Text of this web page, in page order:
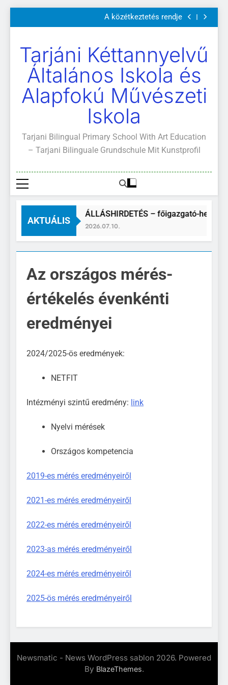
a
Szülői értekezletek 2026. május 04-14.
A közétkeztetés rendje
Kötelező és ajánlott olvasmányok
Szülői értekezletek 2026. május 04-14.
A közétkeztetés rendje
Kötelező és ajánlott olvasmányok
A Mi Világunk!
Tarjáni Kéttannyelvű
Általános Iskola és
Alapfokú Művészeti
Iskola
Tarjani Bilingual Primary School With Art Education
– Tarjani Bilinguale Grundschule Mit Kunstprofil
AKTUÁLIS
ÁLLÁSHIRDETÉS – főigazgató-
2026.07.10.
Az országos mérés-
értékelés évenkénti
eredményei
2024/2025-ös eredmények:
NETFIT
Intézményi szintű eredmény: link
Nyelvi mérések
Országos kompetencia
2019-es mérés eredményeiről
2021-es mérés eredményeiről
2022-es mérés eredményeiről
2023-as mérés eredményeiről
2024-es mérés eredményeiről
2025-ös mérés eredményeiről
Newsmatic - News WordPress sablon 2026. Powered
By BlazeThemes.